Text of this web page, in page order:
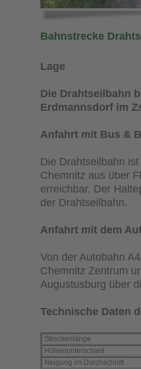
Bahnstrecke
Lage
Die Drahtseilbahn
Erdmannsdorf im
Anfahrt mit Bus &
Die Drahtseilbahn
Chemnitz aus über
erreichbar. Der
der Drahtseilbahn.
Anfahrt mit dem
Von der Autobahn
Chemnitz Zentrum
Augustusburg über
Technische Daten
Streckenlänge
Höhenunterschied
Neigung im Durchschnitt